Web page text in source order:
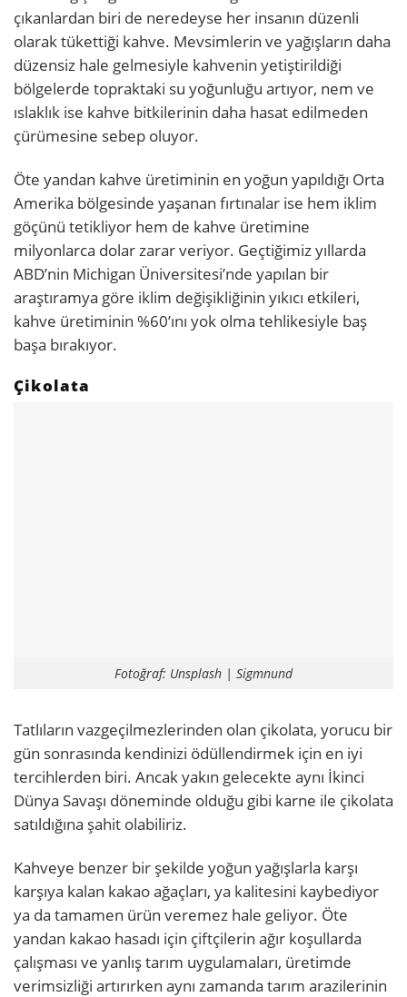
çıkanlardan biri de neredeyse her insanın düzenli
olarak tükettiği kahve. Mevsimlerin ve yağışların daha
düzensiz hale gelmesiyle kahvenin yetiştirildiği
bölgelerde topraktaki su yoğunluğu artıyor, nem ve
ıslaklık ise kahve bitkilerinin daha hasat edilmeden
çürümesine sebep oluyor.
Öte yandan kahve üretiminin en yoğun yapıldığı Orta
Amerika bölgesinde yaşanan fırtınalar ise hem iklim
göçünü tetikliyor hem de kahve üretimine
milyonlarca dolar zarar veriyor. Geçtiğimiz yıllarda
ABD’nin Michigan Üniversitesi’nde yapılan bir
araştıramya göre iklim değişikliğinin yıkıcı etkileri,
kahve üretiminin %60’ını yok olma tehlikesiyle baş
başa bırakıyor.
Çikolata
Fotoğraf: Unsplash | Sigmnund
Tatlıların vazgeçilmezlerinden olan çikolata, yorucu bir
gün sonrasında kendinizi ödüllendirmek için en iyi
tercihlerden biri. Ancak yakın gelecekte aynı İkinci
Dünya Savaşı döneminde olduğu gibi karne ile çikolata
satıldığına şahit olabiliriz.
Kahveye benzer bir şekilde yoğun yağışlarla karşı
karşıya kalan kakao ağaçları, ya kalitesini kaybediyor
ya da tamamen ürün veremez hale geliyor. Öte
yandan kakao hasadı için çiftçilerin ağır koşullarda
çalışması ve yanlış tarım uygulamaları, üretimde
verimsizliği artırırken aynı zamanda tarım arazilerinin